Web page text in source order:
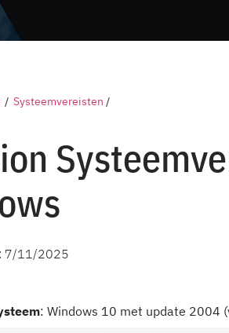
/ Systeemvereisten /
7/11/2025
: Windows 10 met update 2004